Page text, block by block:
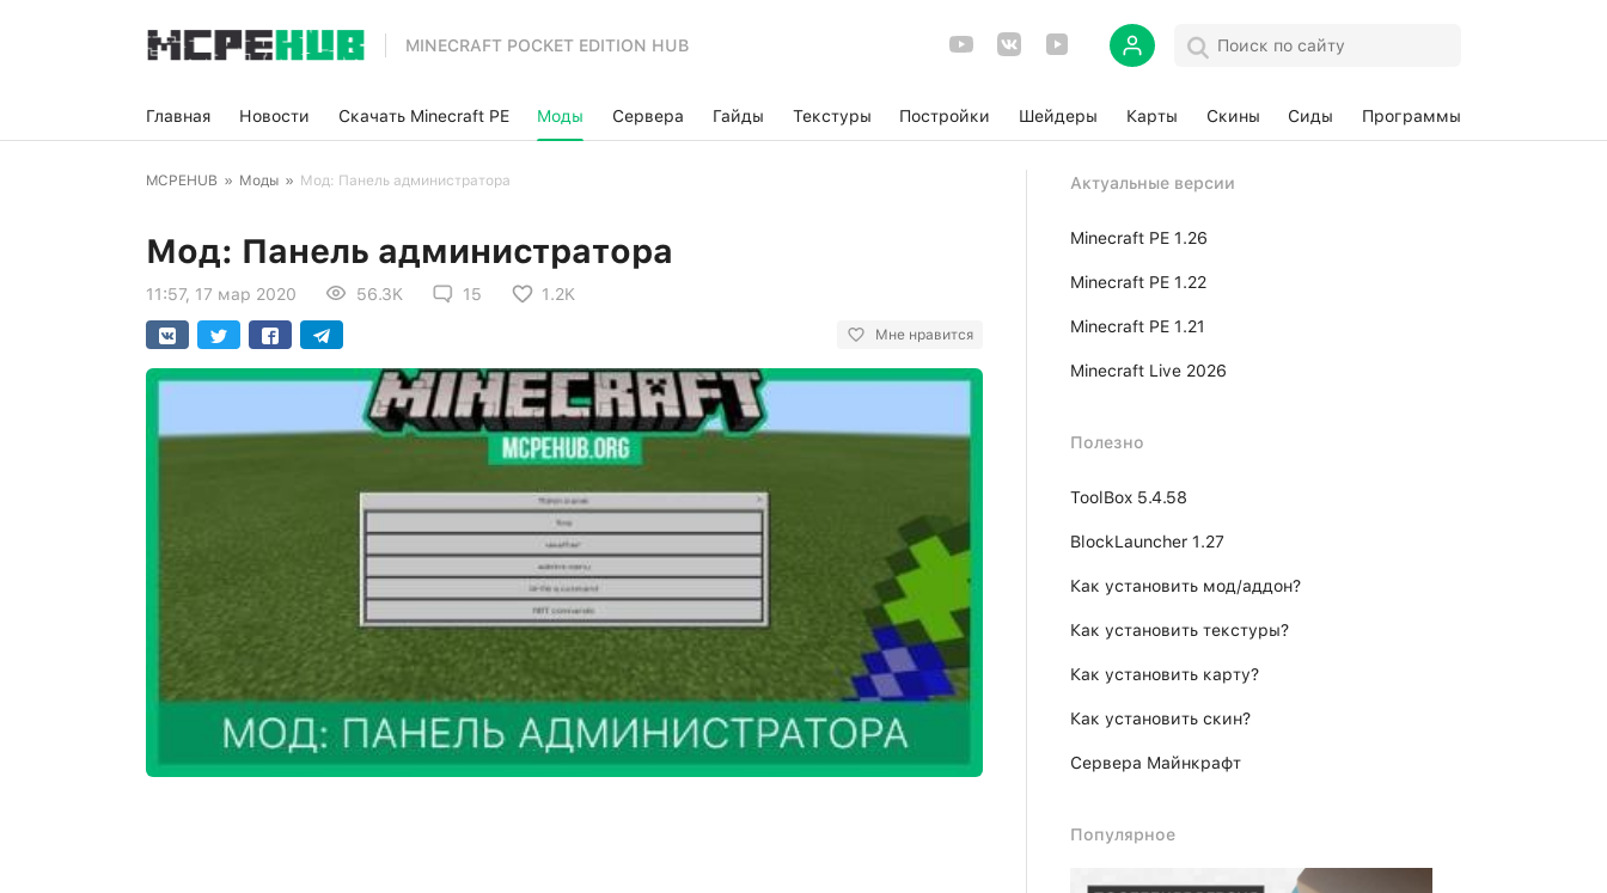
MINECRAFT POCKET EDITION HUB
Главная Новости Скачать Minecraft PE Моды Сервера Гайды Текстуры Постройки Шейдеры Карты Скины Сиды Программы
MCPEHUB » Моды » Мод: Панель администратора
Мод: Панель администратора
11:57, 17 мар 2020 56.3K 15 1.2K
Мне нравится
Актуальные версии
Minecraft PE 1.26
Minecraft PE 1.22
Minecraft PE 1.21
Minecraft Live 2026
Полезно
ToolBox 5.4.58
BlockLauncher 1.27
Как установить мод/аддон?
Как установить текстуры?
Как установить карту?
Как установить скин?
Сервера Майнкрафт
Популярное